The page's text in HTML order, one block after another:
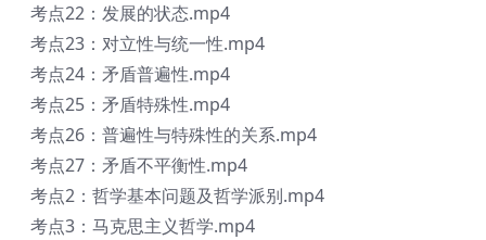
考点22：发展的状态.mp4
考点23：对立性与统一性.mp4
考点24：矛盾普遍性.mp4
考点25：矛盾特殊性.mp4
考点26：普遍性与特殊性的关系.mp4
考点27：矛盾不平衡性.mp4
考点2：哲学基本问题及哲学派别.mp4
考点3：马克思主义哲学.mp4